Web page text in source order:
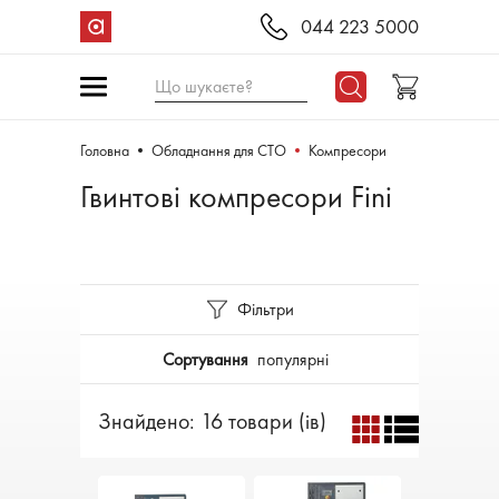
044 223 5000
Що шукаєте?
Головна Обладнання для СТО Компресори
Гвинтові компресори Fini
Фільтри
Сортування популярні
Знайдено: 16 товари (ів)